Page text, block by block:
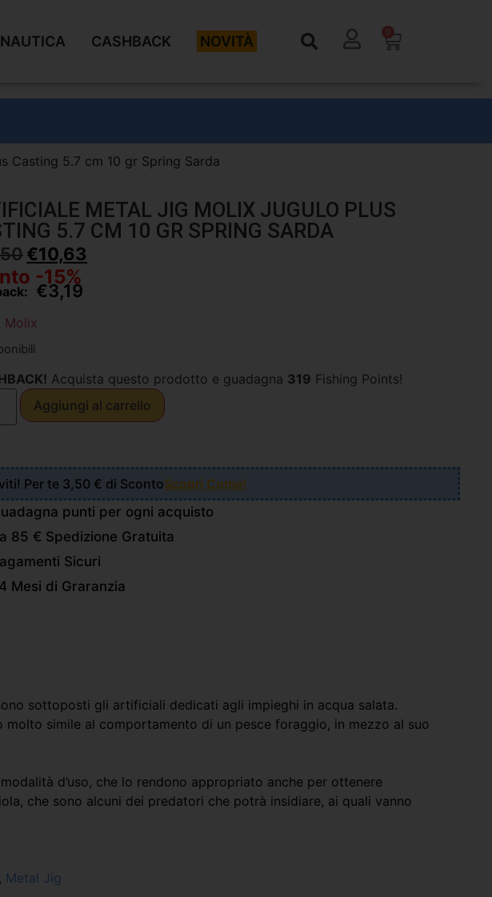
NAUTICA CASHBACK NOVITÀ
0
Casting 5.7 cm 10 gr Spring Sarda
METAL JIG MOLIX JUGULO PLUS
5.7 CM 10 GR SPRING SARDA
€10,63
-15%
€3,19
Molix
Acquista questo prodotto e guadagna 319 Fishing Points!
Aggiungi al carrello
Per te 3,50 € di ScontoScopri Come!
punti per ogni acquisto
85 € Spedizione Gratuita
Sicuri
Mesi di Graranzia
sottoposti gli artificiali dedicati agli impieghi in acqua salata.
simile al comportamento di un pesce foraggio, in mezzo al suo
d’uso, che lo rendono appropriato anche per ottenere
che sono alcuni dei predatori che potrà insidiare, ai quali vanno
, Metal Jig